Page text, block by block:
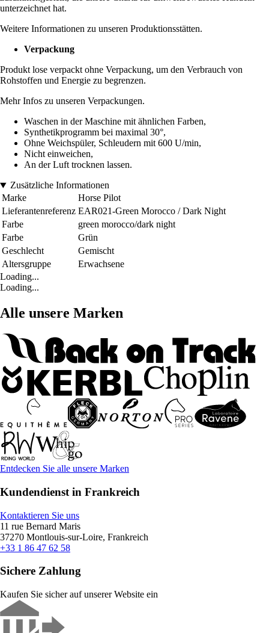
unterzeichnet hat.
Weitere Informationen zu unseren Produktionsstätten.
Verpackung
Produkt lose verpackt ohne Verpackung, um den Verbrauch von
Rohstoffen und Energie zu begrenzen.
Mehr Infos zu unseren Verpackungen.
Waschen in der Maschine mit ähnlichen Farben,
Synthetikprogramm bei maximal 30°,
Ohne Weichspüler, Schleudern mit 600 U/min,
Nicht einweichen,
An der Luft trocknen lassen.
Zusätzliche Informationen
Marke
Horse Pilot
Lieferantenreferenz EAR021-Green Morocco / Dark Night
Farbe
green morocco/dark night
Farbe
Grün
Geschlecht
Gemischt
Altersgruppe
Erwachsene
Loading...
Loading...
Alle unsere Marken
Entdecken Sie alle unsere Marken
Kundendienst in Frankreich
Kontaktieren Sie uns
11 rue Bernard Maris
37270 Montlouis-sur-Loire, Frankreich
+33 1 86 47 62 58
Sichere Zahlung
Kaufen Sie sicher auf unserer Website ein